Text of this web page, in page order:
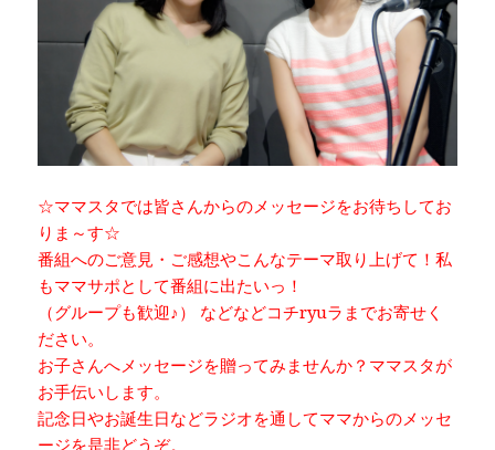
☆ママスタでは皆さんからのメッセージをお待ちしてお
りま～す☆
番組へのご意見・ご感想やこんなテーマ取り上げて！私
もママサポとして番組に出たいっ！
（グループも歓迎♪） などなどコチryuラまでお寄せく
ださい。
お子さんへメッセージを贈ってみませんか？ママスタが
お手伝いします。
記念日やお誕生日などラジオを通してママからのメッセ
ージを是非どうぞ。